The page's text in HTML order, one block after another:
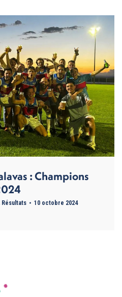
: Champions
Résultats 10 octobre 2024